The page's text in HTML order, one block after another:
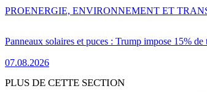
Panneaux solaires et puces : Trump impose 15%
07.08.2026
PROENERGIE, ENVIRONNEMENT ET
PLUS DE CETTE SECTION